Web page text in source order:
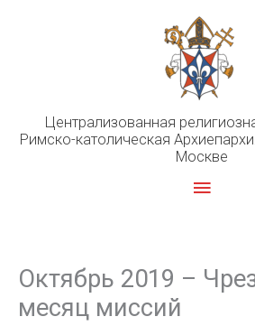
Централизованная
Римско-католическая
Москве
Октябрь 2019 –
месяц миссий